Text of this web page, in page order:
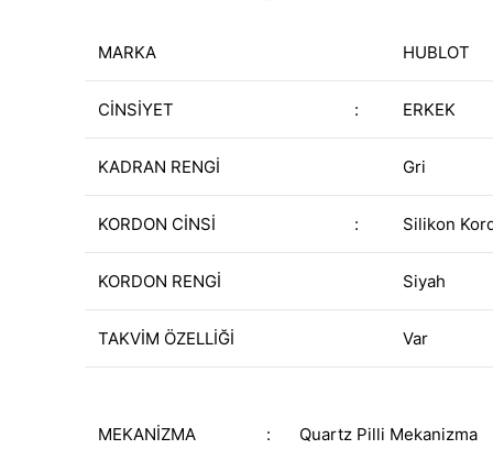
MARKA HUBLOT
CİNSİYET : ERKEK
KADRAN RENGİ Gri
KORDON CİNSİ : Silikon
KORDON RENGİ Siyah
TAKVİM ÖZELLİĞİ Var
MEKANİZMA : Quartz Pilli Mekanizma